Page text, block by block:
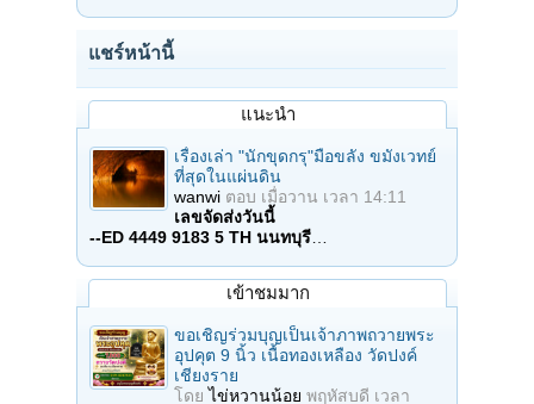
แชร์หน้านี้
แนะนำ
เรื่องเล่า "นักขุดกรุ"มือขลัง ขมังเวทย์
ที่สุดในแผ่นดิน
wanwi ตอบ เมื่อวาน เวลา 14:11
เลขจัดส่งวันนี้
--ED 4449 9183 5 TH นนทบุรี
เข้าชมมาก
ขอเชิญร่วมบุญเป็นเจ้าภาพถวายพระ
อุปคุต 9 นิ้ว เนื้อทองเหลือง วัดปงค์
เชียงราย
โดยไข่หวานน้อย พฤหัสบดี เวลา